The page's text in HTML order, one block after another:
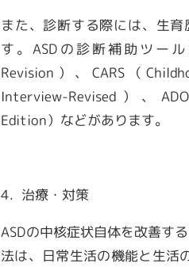
また、診断する際には、生
す。ASDの診断補助ツー
Revision）、CARS（
Interview-Revised）、
Edition）などがあります。
4. 治療・対策
ASDの中核症状自体を改善す
法は、日常生活の機能と生活